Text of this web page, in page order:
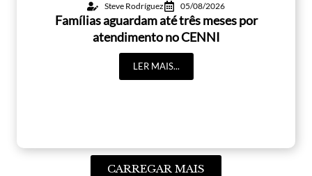
Steve Rodríguez 05/08/2026
Famílias aguardam até três meses por
atendimento no CENNI
LER MAIS...
CARREGAR MAIS